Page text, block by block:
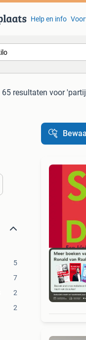
Help en info
65 resultaten voor
5
7
2
2